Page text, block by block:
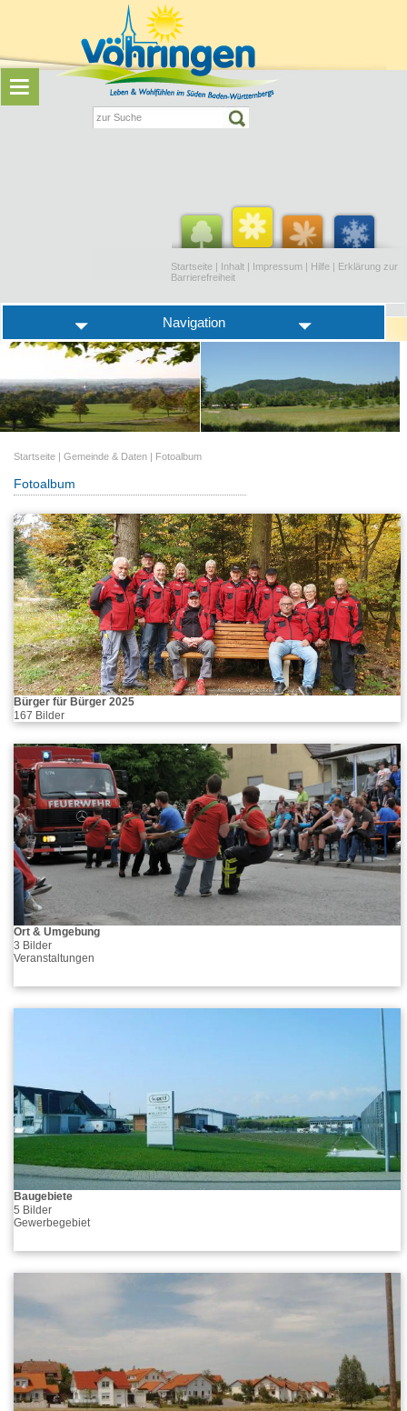
Startseite | Inhalt | Impressum | Hilfe | Erklärung zur
Barrierefreiheit
Navigation
Startseite | Gemeinde & Daten | Fotoalbum
Fotoalbum
Bürger für Bürger 2025
167 Bilder
Ort & Umgebung
3 Bilder
Veranstaltungen
Baugebiete
5 Bilder
Gewerbegebiet